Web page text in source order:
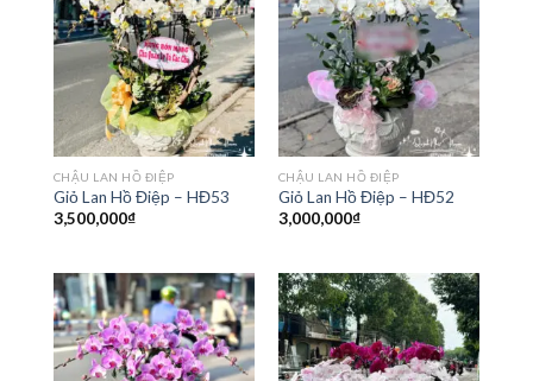
CHẬU LAN HỒ ĐIỆP
Giỏ Lan Hồ Điệp – HĐ53
3,500,000₫
CHẬU LAN HỒ ĐIỆP
Giỏ Lan Hồ Điệp – HĐ52
3,000,000₫